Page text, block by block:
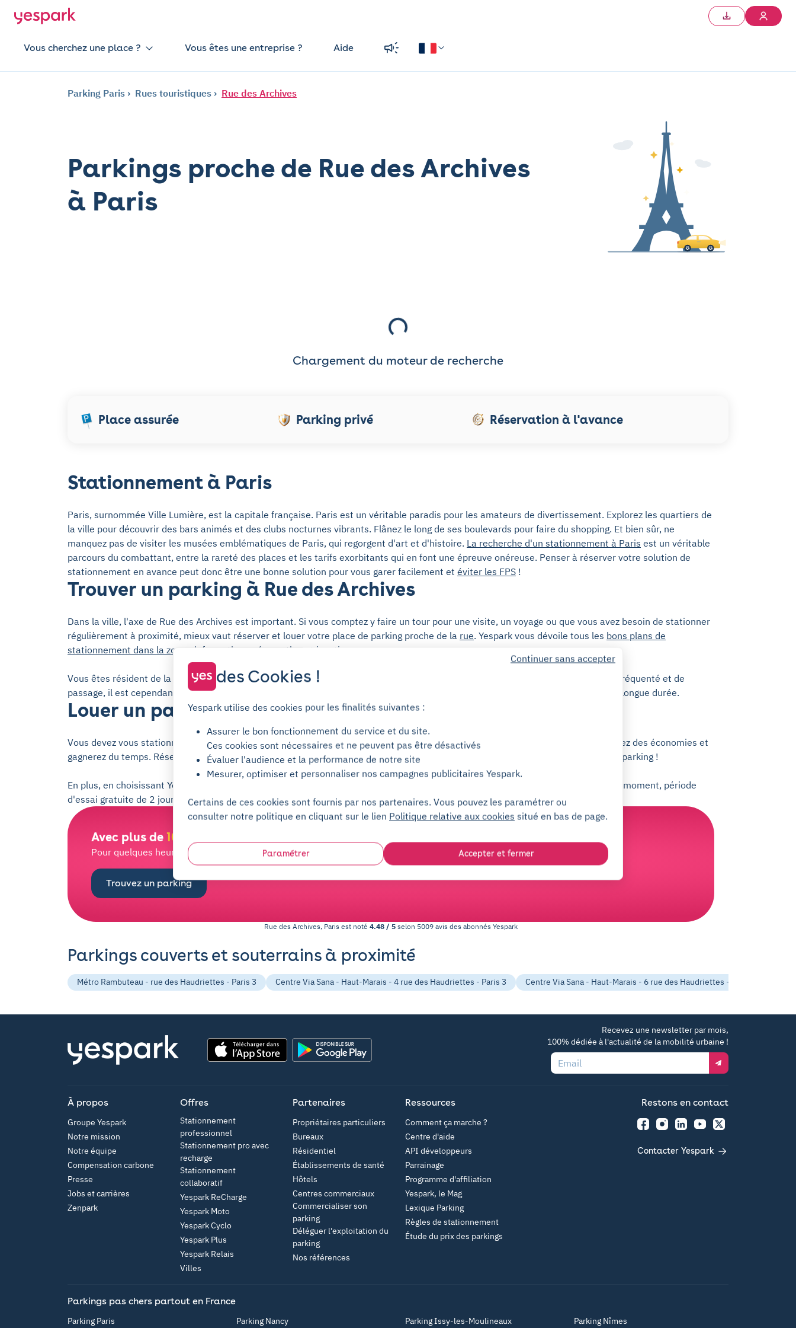
Vous cherchez une place ? Vous êtes une entreprise ? Aide
Parking Paris Rues touristiques Rue des Archives
Parkings proche de Rue des Archives
à Paris
Chargement du moteur de recherche
Place assurée Parking privé Réservation à l'avance
Stationnement à Paris
Paris, surnommée Ville Lumière, est la capitale française. Paris est un véritable paradis pour les amateurs de divertissement. Explorez les quartiers de
la ville pour découvrir des bars animés et des clubs nocturnes vibrants. Flânez le long de ses boulevards pour faire du shopping. Et bien sûr, ne
manquez pas de visiter les musées emblématiques de Paris, qui regorgent d'art et d'histoire. La recherche d'un stationnement à Paris est un véritable
parcours du combattant, entre la rareté des places et les tarifs exorbitants qui en font une épreuve onéreuse. Penser à réserver votre solution de
stationnement en avance peut donc être une bonne solution pour vous garer facilement et éviter les FPS !
Trouver un parking à Rue des Archives
Dans la ville, l'axe de Rue des Archives est important. Si vous comptez y faire un tour pour une visite, un voyage ou que vous avez besoin de stationner
régulièrement à proximité, mieux vaut réserver et louer votre place de parking proche de la rue. Yespark vous dévoile tous les bons plans de
stationnement dans la zone
: informations, réservation et location.
Vous êtes résident de la rue ou vous y rendez fréquemment ? Faites un tours dans ses bars, restaurants et points d'intérêt ! Axe fréquenté et de
passage, il est cependant difficile d'y trouver une place de parking. Il peut être intéressant pour vous de louer une place pour une longue durée.
Louer un parking avec Yespark : les avantages
Vous devez vous stationner régulièrement autour de Rue des Archives ? Optez pour une solution de stationnement : vous réaliserez des économies et
gagnerez du temps. Réservez votre place en 2 min seulement via l'application mobile Yespark et accédez immédiatement à votre parking !
En plus, en choisissant Yespark, vous bénéficierez de plusieurs avantages : location sans engagement, résiliation sans frais à tout moment, période
d'essai gratuite de 2 jours, ouverture via notre application mobile ou un badge, support humain 7j/7.
Avec plus de 100 000 places
Pour quelques heures ou quelques mois, le parking c'est toujours Yess !
Trouvez un parking
Rue des Archives, Paris est noté 4.48 / 5 selon 5009 avis des abonnés Yespark
Parkings couverts et souterrains à proximité
Métro Rambuteau - rue des Haudriettes - Paris 3 Centre Via Sana - Haut-Marais - 4 rue des Haudriettes - Paris 3 Centre Via Sana - Haut-Marais - 6 rue des Haudriettes - Paris 3
Recevez une newsletter par mois,
100% dédiée à l'actualité de la mobilité urbaine !
Email
À propos
Groupe Yespark
Notre mission
Notre équipe
Compensation carbone
Presse
Jobs et carrières
Zenpark
Offres
Stationnement
professionnel
Stationnement pro avec
recharge
Stationnement
collaboratif
Yespark ReCharge
Yespark Moto
Yespark Cyclo
Yespark Plus
Yespark Relais
Villes
Partenaires
Propriétaires particuliers
Bureaux
Résidentiel
Établissements de santé
Hôtels
Centres commerciaux
Commercialiser son
parking
Déléguer l'exploitation du
parking
Nos références
Ressources
Comment ça marche ?
Centre d'aide
API développeurs
Parrainage
Programme d'affiliation
Yespark, le Mag
Lexique Parking
Règles de stationnement
Étude du prix des parkings
Restons en contact
FacebookInstagramLinkedInYouTubeTwitter
Contacter Yespark
Parkings pas chers partout en France
Parking Paris Parking Nancy Parking Issy-les-Moulineaux Parking Nîmes
Continuer sans accepter
des Cookies !
Yespark utilise des cookies pour les finalités suivantes :
Assurer le bon fonctionnement du service et du site.
Ces cookies sont nécessaires et ne peuvent pas être désactivés
Évaluer l'audience et la performance de notre site
Mesurer, optimiser et personnaliser nos campagnes publicitaires Yespark.
Certains de ces cookies sont fournis par nos partenaires. Vous pouvez les paramétrer ou
consulter notre politique en cliquant sur le lien Politique relative aux cookies situé en bas de page.
Paramétrer Accepter et fermer